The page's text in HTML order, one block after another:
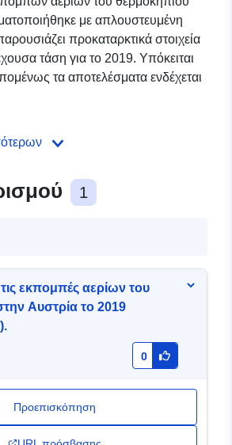
με απλουστευμένη
προκαταρκτικά στοιχεία
τάση για το 2019. Υπόκειται
τα αποτελέσματα ενδέχεται
1
εκπομπές αερίων του
Αυστρία το 2019
0
Προεπισκόπηση